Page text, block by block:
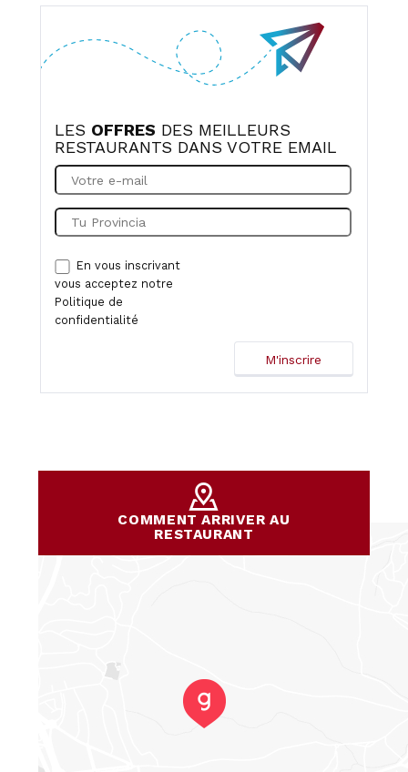
LES OFFRES DES MEILLEURS
RESTAURANTS DANS VOTRE EMAIL
En vous inscrivant
vous acceptez notre
Politique de
confidentialité
COMMENT ARRIVER AU
RESTAURANT